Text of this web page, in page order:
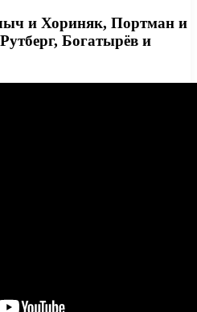
и Хориняк, Портман и
Богатырёв и